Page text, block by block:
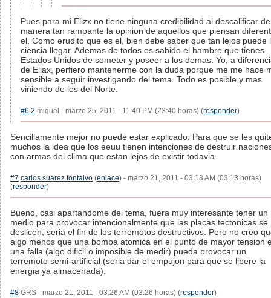
Pues para mi Elizx no tiene ninguna credibilidad al descalificar de
manera tan rampante la opinion de aquellos que piensan
el. Como erudito que es el, bien debe saber que tan lejos puede
ciencia llegar. Ademas de todos es sabido el hambre que tienes
Estados Unidos de someter y poseer a los demas. Yo, a
de Eliax, perfiero mantenerme con la duda porque me me hace
sensible a seguir investigando del tema. Todo es posible y mas
viniendo de los del Norte.
#6.2 miguel - marzo 25, 2011 - 11:40 PM (23:40 horas) (responder)
Sencillamente mejor no puede estar explicado. Para que se les
muchos la idea que los eeuu tienen intenciones de destruir
con armas del clima que estan lejos de existir todavia.
#7 carlos suarez fontalvo (enlace) - marzo 21, 2011 - 03:13 AM (03:13 horas)
(responder)
Bueno, casi apartandome del tema, fuera muy interesante tener un
medio para provocar intencionalmente que las placas tectonicas se
deslicen, seria el fin de los terremotos destructivos. Pero no creo
algo menos que una bomba atomica en el punto de mayor tension
una falla (algo dificil o imposible de medir) pueda provocar un
terremoto semi-artificial (seria dar el empujon para que se libere la
energia ya almacenada).
#8 GRS - marzo 21, 2011 - 03:26 AM (03:26 horas) (responder)